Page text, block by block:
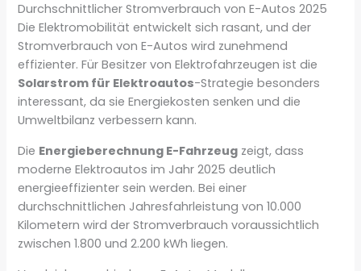
Durchschnittlicher Stromverbrauch von E-Autos 2025
Die Elektromobilität entwickelt sich rasant, und der
Stromverbrauch von E-Autos wird zunehmend
effizienter. Für Besitzer von Elektrofahrzeugen ist die
Solarstrom für Elektroautos-Strategie besonders
interessant, da sie Energiekosten senken und die
Umweltbilanz verbessern kann.
Die Energieberechnung E-Fahrzeug zeigt, dass
moderne Elektroautos im Jahr 2025 deutlich
energieeffizienter sein werden. Bei einer
durchschnittlichen Jahresfahrleistung von 10.000
Kilometern wird der Stromverbrauch voraussichtlich
zwischen 1.800 und 2.200 kWh liegen.